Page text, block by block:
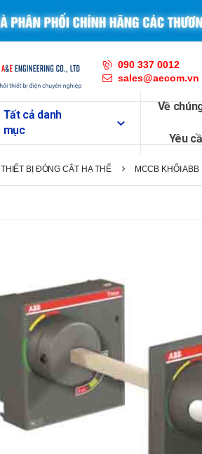
090 337 0012
sales@aecom.vn
Tất cả danh
mục
Về
Yêu
THIẾT BỊ ĐÓNG CẮT HẠ THẾ MCCB KHỐI ABB